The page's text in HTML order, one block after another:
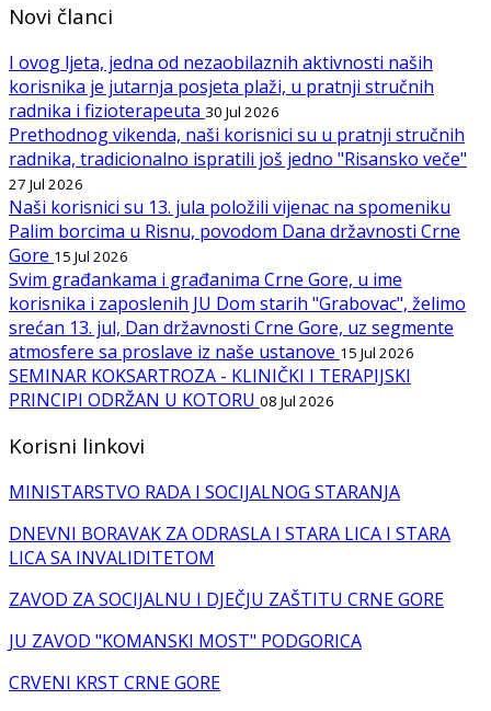
Novi članci
I ovog ljeta, jedna od nezaobilaznih aktivnosti naših
korisnika je jutarnja posjeta plaži, u pratnji stručnih
radnika i fizioterapeuta 30 Jul 2026
Prethodnog vikenda, naši korisnici su u pratnji stručnih
radnika, tradicionalno ispratili još jedno "Risansko veče"
27 Jul 2026
Naši korisnici su 13. jula položili vijenac na spomeniku
Palim borcima u Risnu, povodom Dana državnosti Crne
Gore 15 Jul 2026
Svim građankama i građanima Crne Gore, u ime
korisnika i zaposlenih JU Dom starih "Grabovac", želimo
srećan 13. jul, Dan državnosti Crne Gore, uz segmente
atmosfere sa proslave iz naše ustanove 15 Jul 2026
SEMINAR KOKSARTROZA - KLINIČKI I TERAPIJSKI
PRINCIPI ODRŽAN U KOTORU 08 Jul 2026
Korisni linkovi
MINISTARSTVO RADA I SOCIJALNOG STARANJA
DNEVNI BORAVAK ZA ODRASLA I STARA LICA I STARA
LICA SA INVALIDITETOM
ZAVOD ZA SOCIJALNU I DJEČJU ZAŠTITU CRNE GORE
JU ZAVOD "KOMANSKI MOST" PODGORICA
CRVENI KRST CRNE GORE